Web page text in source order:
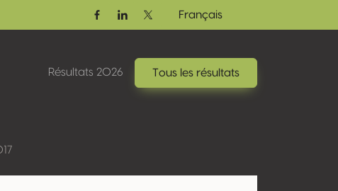
FacebookLinkedinTwitter / X
Français
Résultats 2026 Tous les résultats